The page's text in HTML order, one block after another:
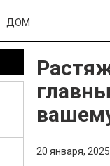
ДОМ
20 января,